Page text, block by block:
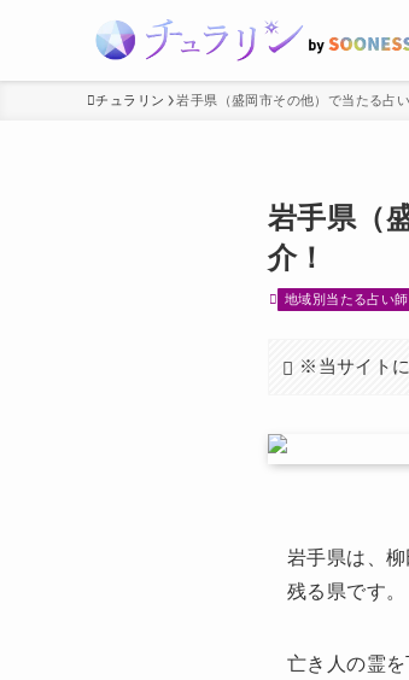
チュラリン 岩手県（盛岡市その他）で当たる占
岩手県（
介！
地域別当たる占い師
※当サイト
岩手県は、
残る県です。
亡き人の霊